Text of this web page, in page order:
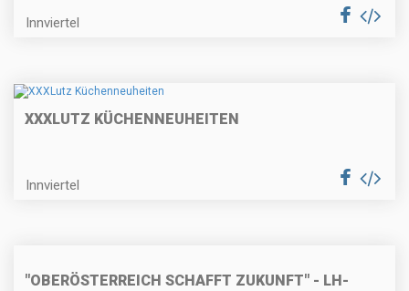
Innviertel
XXXLUTZ KÜCHENNEUHEITEN
Innviertel
"OBERÖSTERREICH SCHAFFT ZUKUNFT" - LH-